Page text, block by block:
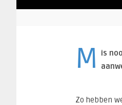
M is
Zo hebben